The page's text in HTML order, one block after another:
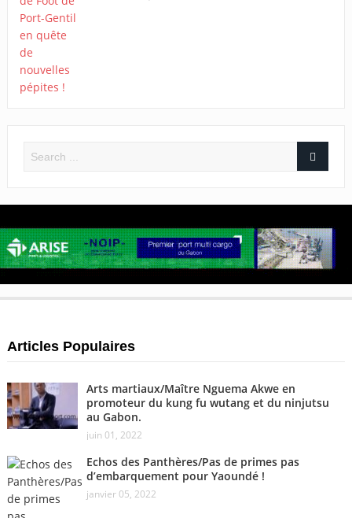
Articles Populaires
Arts martiaux/Maître Nguema Akwe en
promoteur du kung fu wutang et du ninjutsu
au Gabon.
juin 01, 2022
Echos des Panthères/Pas de primes pas
d’embarquement pour Yaoundé !
janvier 05, 2022